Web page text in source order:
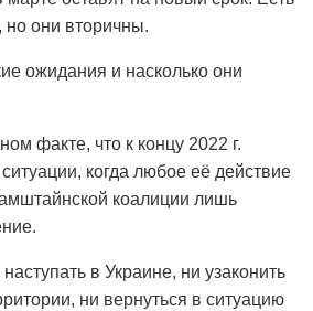
но они вторичны.
ожидания и насколько они
факте, что к концу 2022 г.
когда любое её действие
коалиции лишь
в Украине, ни узаконить
ни вернуться в ситуацию